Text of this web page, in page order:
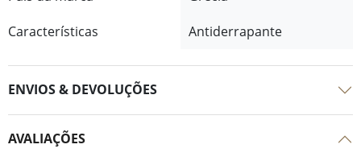
Características
Antiderrapante
ENVIOS & DEVOLUÇÕES
AVALIAÇÕES